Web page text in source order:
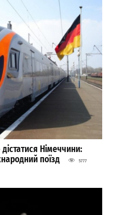
Німеччини:
поїзд
5777